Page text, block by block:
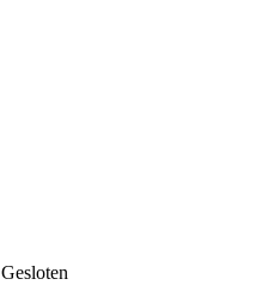
Gesloten